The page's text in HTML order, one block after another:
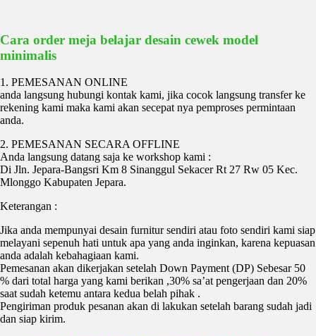
Cara order meja belajar desain cewek model
minimalis
1. PEMESANAN ONLINE
anda langsung hubungi kontak kami, jika cocok langsung transfer ke
rekening kami maka kami akan secepat nya pemproses permintaan
anda.
2. PEMESANAN SECARA OFFLINE
Anda langsung datang saja ke workshop kami :
Di Jln. Jepara-Bangsri Km 8 Sinanggul Sekacer Rt 27 Rw 05 Kec.
Mlonggo Kabupaten Jepara.
Keterangan :
Jika anda mempunyai desain furnitur sendiri atau foto sendiri kami siap
melayani sepenuh hati untuk apa yang anda inginkan, karena kepuasan
anda adalah kebahagiaan kami.
Pemesanan akan dikerjakan setelah Down Payment (DP) Sebesar 50
% dari total harga yang kami berikan ,30% sa’at pengerjaan dan 20%
saat sudah ketemu antara kedua belah pihak .
Pengiriman produk pesanan akan di lakukan setelah barang sudah jadi
dan siap kirim.